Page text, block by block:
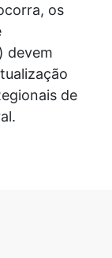
os
devem
de